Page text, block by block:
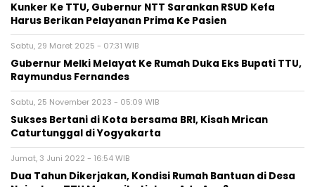
Kunker Ke TTU, Gubernur NTT Sarankan RSUD Kefa
Harus Berikan Pelayanan Prima Ke Pasien
Sabtu, 29 Maret 2025 - 07:31 WIB
Gubernur Melki Melayat Ke Rumah Duka Eks Bupati TTU,
Raymundus Fernandes
Sabtu, 25 November 2023 - 05:09 WIB
Sukses Bertani di Kota bersama BRI, Kisah Mrican
Caturtunggal di Yogyakarta
Jumat, 3 Juni 2022 - 16:54 WIB
Dua Tahun Dikerjakan, Kondisi Rumah Bantuan di Desa